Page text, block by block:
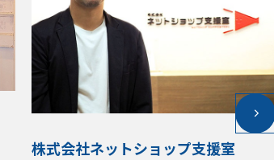
株式会社ネットショップ支援室
株式会社ネットショップ支援室